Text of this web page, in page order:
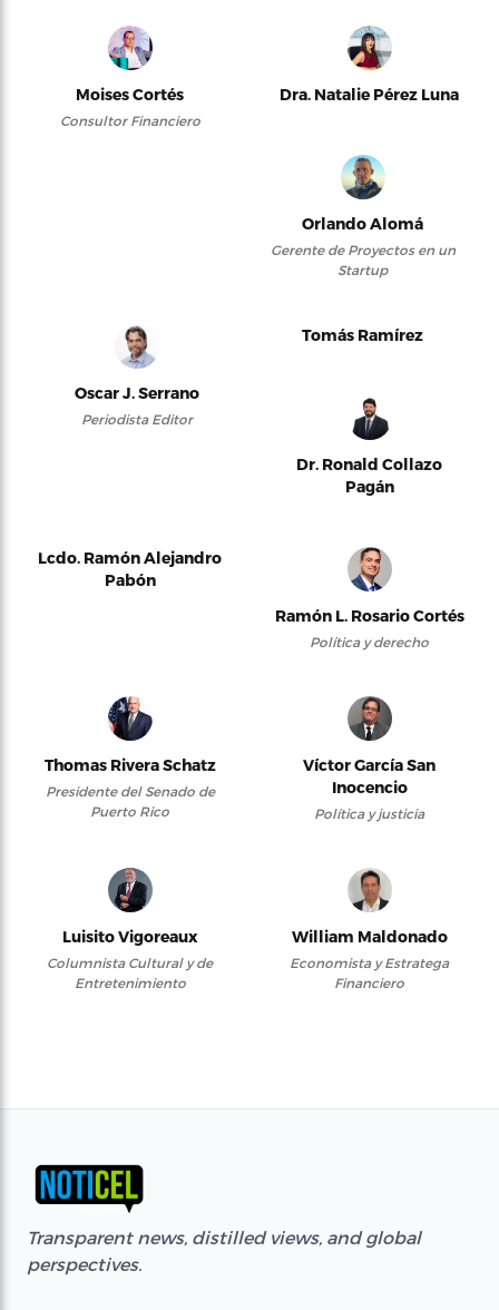
Moises Cortés
Consultor Financiero
Dra. Natalie Pérez Luna
Orlando Alomá
Gerente de Proyectos en un
Startup
Oscar J. Serrano
Periodista Editor
Tomás Ramírez
Dr. Ronald Collazo
Pagán
Lcdo. Ramón Alejandro
Pabón
Ramón L. Rosario Cortés
Política y derecho
Thomas Rivera Schatz
Presidente del Senado de
Puerto Rico
Víctor García San
Inocencio
Política y justicia
Luisito Vigoreaux
Columnista Cultural y de
Entretenimiento
William Maldonado
Economista y Estratega
Financiero
Transparent news, distilled views, and global
perspectives.